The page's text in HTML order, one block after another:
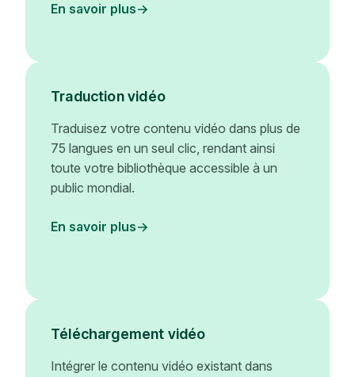
En savoir plus
Traduction vidéo
Traduisez votre contenu vidéo dans plus de
75 langues en un seul clic, rendant ainsi
toute votre bibliothèque accessible à un
public mondial.
En savoir plus
Téléchargement vidéo
Intégrer le contenu vidéo existant dans